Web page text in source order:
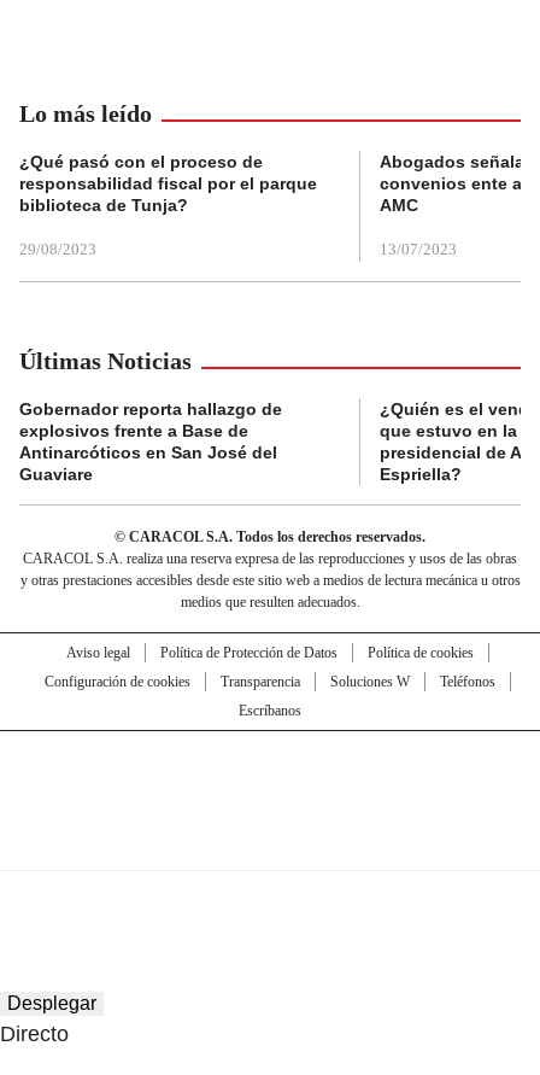
Lo más leído
¿Qué pasó con el proceso de
responsabilidad fiscal por el parque
biblioteca de Tunja?
29/08/2023
Abogados
convenios ente
AMC
13/07/2023
Últimas Noticias
Gobernador reporta hallazgo de
explosivos frente a Base de
Antinarcóticos en San José del
Guaviare
¿Quién es el
que estuvo en la
presidencial de
Espriella?
© CARACOL S.A. Todos los derechos reservados.
CARACOL S.A. realiza una reserva expresa de las reproducciones y usos de las obras
y otras prestaciones accesibles desde este sitio web a medios de lectura mecánica u otros
medios que resulten adecuados.
Aviso legal Política de Protección de Datos
Política de cookies
Configuración de cookies
Transparencia Soluciones W
Teléfonos
Escríbanos
Desplegar
Directo